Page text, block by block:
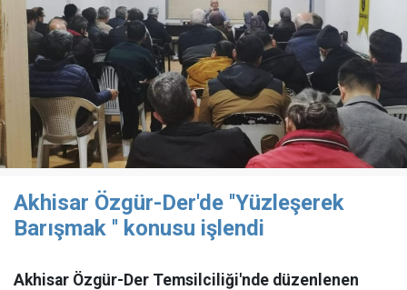
Akhisar Özgür-Der'de ''Yüzleşerek
Barışmak '' konusu işlendi
Akhisar Özgür-Der Temsilciliği'nde düzenlenen